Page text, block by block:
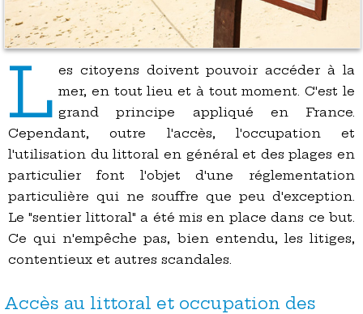
L es citoyens doivent pouvoir accéder à la
mer, en tout lieu et à tout moment. C'est le
grand principe appliqué en France.
Cependant, outre l'accès, l'occupation et
l'utilisation du littoral en général et des plages en
particulier font l'objet d'une réglementation
particulière qui ne souffre que peu d'exception.
Le "sentier littoral" a été mis en place dans ce but.
Ce qui n'empêche pas, bien entendu, les litiges,
contentieux et autres scandales.
Accès au littoral et occupation des